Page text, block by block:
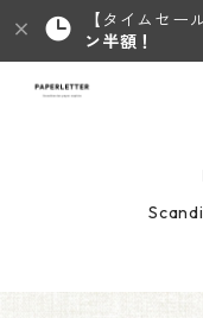
【タイムセール
ン半額！